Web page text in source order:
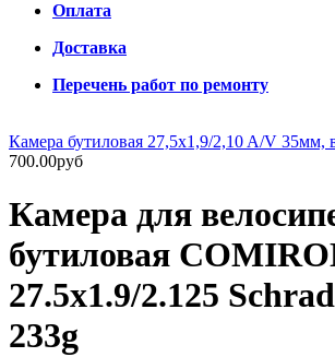
Оплата
Доставка
Перечень работ по ремонту
Камера бутиловая 27,5x1,9/2,10 A/V 35мм,
700.00руб
Камера для
бутиловая
27.5x1.9/2.125
233g